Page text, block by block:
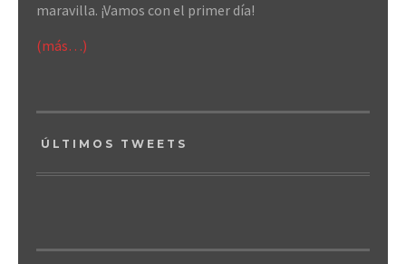
maravilla. ¡Vamos con el primer día!
(más…)
ÚLTIMOS TWEETS